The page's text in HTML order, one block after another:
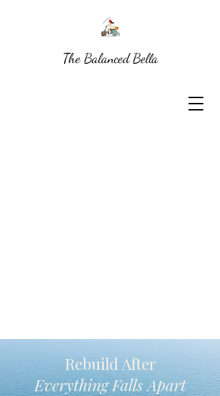
Rebuild After
Everything Falls Apart
The Balanced Bella